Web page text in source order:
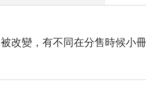
改變，有不同在分售時候小